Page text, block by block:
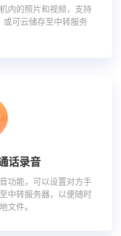
内的照片和视频，支持
可云储存至中转服务
话录音
功能，可以设置对方手
中转服务器，以便随时
文件。